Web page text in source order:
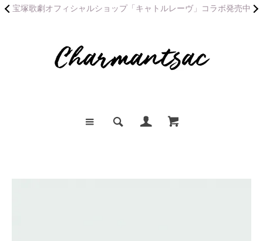
宝塚歌劇オフィシャルショップ「キャトルレーヴ」コラボ発売中